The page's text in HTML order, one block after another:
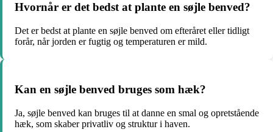
Hvornår er det bedst at plante en søjle benved?
Det er bedst at plante en søjle benved om efteråret eller tidligt
forår, når jorden er fugtig og temperaturen er mild.
Kan en søjle benved bruges som hæk?
Ja, søjle benved kan bruges til at danne en smal og opretstående
hæk, som skaber privatliv og struktur i haven.